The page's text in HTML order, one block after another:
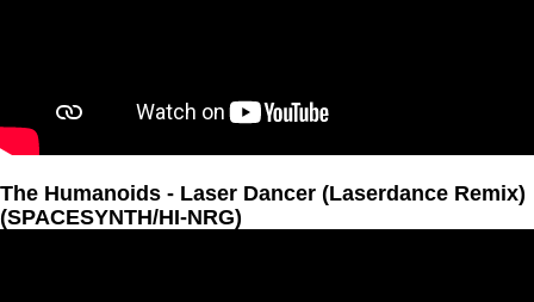
The Humanoids - Laser Dancer (Laserdance Remix)
(SPACESYNTH/HI-NRG)